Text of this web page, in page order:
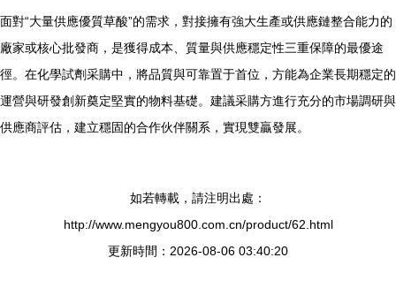
面對“大量供應優質草酸”的需求，對接擁有強大生產或供應鏈整合能力的
廠家或核心批發商，是獲得成本、質量與供應穩定性三重保障的最優途
徑。在化學試劑采購中，將品質與可靠置于首位，方能為企業長期穩定的
運營與研發創新奠定堅實的物料基礎。建議采購方進行充分的市場調研與
供應商評估，建立穩固的合作伙伴關系，實現雙贏發展。
如若轉載，請注明出處：
http://www.mengyou800.com.cn/product/62.html
更新時間：2026-08-06 03:40:20